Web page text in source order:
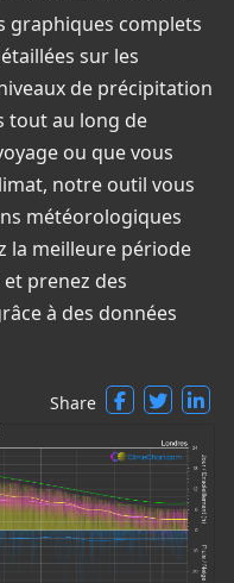
graphiques complets
sur les
de précipitation
tout au long de
ou que vous
notre outil vous
météorologiques
la meilleure période
prenez des
à des données
Share